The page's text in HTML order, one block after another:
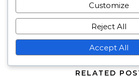
RELATED
Customize
Reject All
Accept All